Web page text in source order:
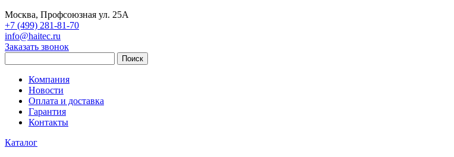
Москва, Профсоюзная ул. 25А
+7 (499) 281-81-70
info@haitec.ru
Заказать звонок
Поиск
Компания
Новости
Оплата и доставка
Гарантия
Контакты
Каталог